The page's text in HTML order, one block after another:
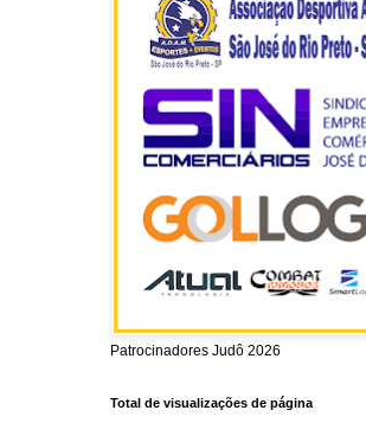
Patrocinadores Judô 2026
Total de visualizações de página